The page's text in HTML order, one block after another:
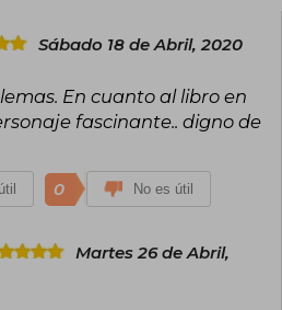
Sábado 18 de Abril, 2020
En cuanto al libro en
fascinante.. digno de
0 No es útil
Martes 26 de Abril,